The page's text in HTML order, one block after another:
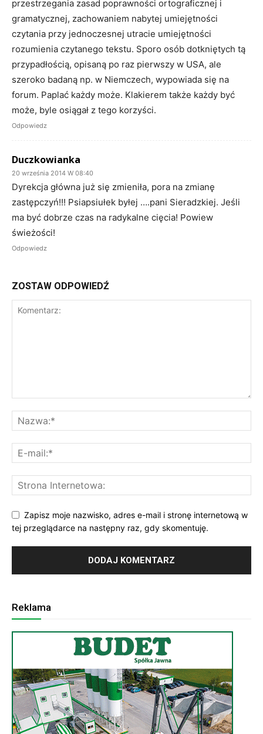
przestrzegania zasad poprawności ortograficznej i
gramatycznej, zachowaniem nabytej umiejętności
czytania przy jednoczesnej utracie umiejętności
rozumienia czytanego tekstu. Sporo osób dotkniętych tą
przypadłością, opisaną po raz pierwszy w USA, ale
szeroko badaną np. w Niemczech, wypowiada się na
forum. Paplać każdy może. Klakierem także każdy być
może, byle osiągał z tego korzyści.
Odpowiedz
Duczkowianka
20 września 2014 W 08:40
Dyrekcja główna już się zmieniła, pora na zmianę
zastępczyń!!! Psiapsiułek byłej ….pani Sieradzkiej. Jeśli
ma być dobrze czas na radykalne cięcia! Powiew
świeżości!
Odpowiedz
ZOSTAW ODPOWIEDŹ
Zapisz moje nazwisko, adres e-mail i stronę internetową w
tej przeglądarce na następny raz, gdy skomentuję.
Reklama